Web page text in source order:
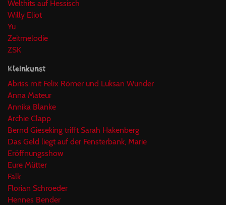
Welthits auf Hessisch
Willy Eliot
Yu
Zeitmelodie
ZSK
Kleinkunst
Abriss mit Felix Römer und Luksan Wunder
Anna Mateur
Annika Blanke
Archie Clapp
Bernd Gieseking trifft Sarah Hakenberg
Das Geld liegt auf der Fensterbank, Marie
Eröffnungsshow
Eure Mütter
Falk
Florian Schroeder
Hennes Bender